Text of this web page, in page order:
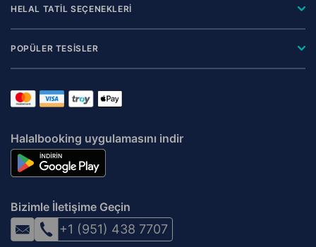
HELAL TATİL SEÇENEKLERİ
POPÜLER TESİSLER
Halalbooking uygulamasını indir
Bizimle İletişime Geçin
+1 (951) 438 7707